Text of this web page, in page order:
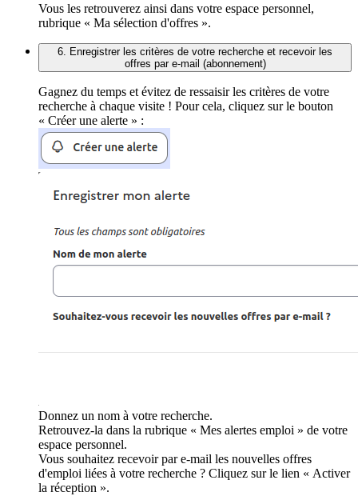
Vous les retrouverez ainsi dans votre espace personnel,
rubrique « Ma sélection d'offres ».
6. Enregistrer les critères de votre recherche et recevoir les
offres par e-mail (abonnement)
Gagnez du temps et évitez de ressaisir les critères de votre
recherche à chaque visite ! Pour cela, cliquez sur le bouton
« Créer une alerte » :
Donnez un nom à votre recherche.
Retrouvez-la dans la rubrique « Mes alertes emploi » de votre
espace personnel.
Vous souhaitez recevoir par e-mail les nouvelles offres
d'emploi liées à votre recherche ? Cliquez sur le lien « Activer
la réception ».